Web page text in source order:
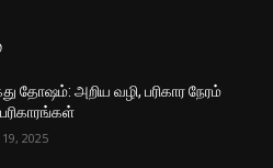
தோஷம்: அறிய வழி, பரிகார நேரம்
2025